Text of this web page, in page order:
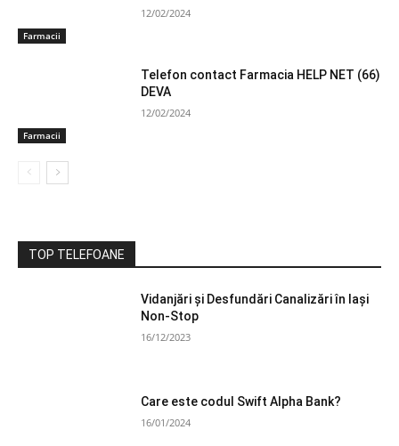
Farmacii
12/02/2024
Farmacii
Telefon contact Farmacia HELP NET (66)
DEVA
12/02/2024
TOP TELEFOANE
Vidanjări și Desfundări Canalizări în Iași
Non-Stop
16/12/2023
Care este codul Swift Alpha Bank?
16/01/2024